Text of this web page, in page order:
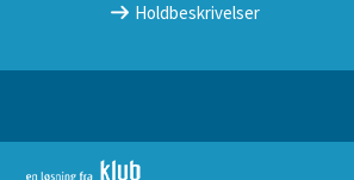
Holdbeskrivelser